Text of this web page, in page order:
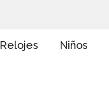
Relojes Niños